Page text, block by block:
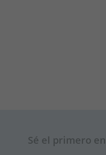
Sé el primero